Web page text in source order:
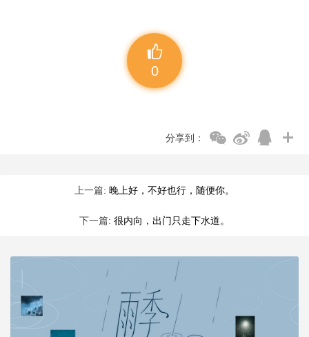
0
分享到：
上一篇: 晚上好，不好也行，随便你。
下一篇: 很内向，出门只走下水道。